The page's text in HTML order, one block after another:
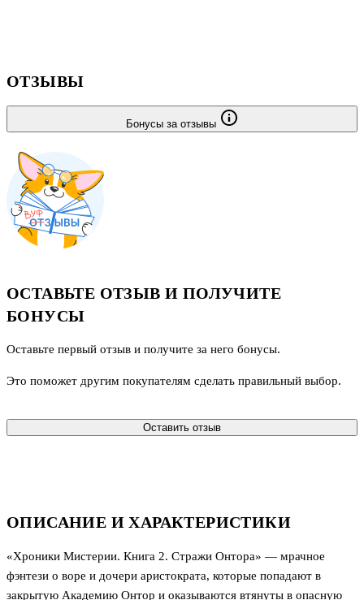
Получив приглашение в Академию Онтор, Эш и Астра
быстро отходят на второй план. Им приходится
ОПИСАНИЕ И ХАРАКТЕРИСТИКИ
«Хроники Мистерии. Книга 2. Стражи Онтора» — мрачное
фэнтези о воре и дочери аристократа, которые попадают в
закрытую Академию Онтор и оказываются втянуты в опасную
ОТЗЫВЫ
Бонусы за отзывы
ОСТАВЬТЕ ОТЗЫВ И ПОЛУЧИТЕ
БОНУСЫ
Оставьте первый отзыв и получите за него бонусы.
Это поможет другим покупателям сделать правильный выбор.
Оставить отзыв